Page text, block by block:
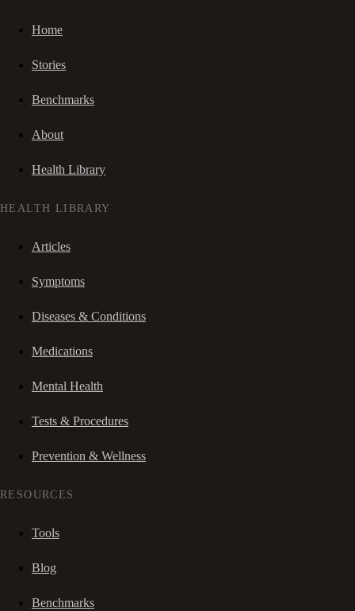
Home
Stories
Benchmarks
About
Health Library
HEALTH LIBRARY
Articles
Symptoms
Diseases & Conditions
Medications
Mental Health
Tests & Procedures
Prevention & Wellness
RESOURCES
Tools
Blog
Benchmarks